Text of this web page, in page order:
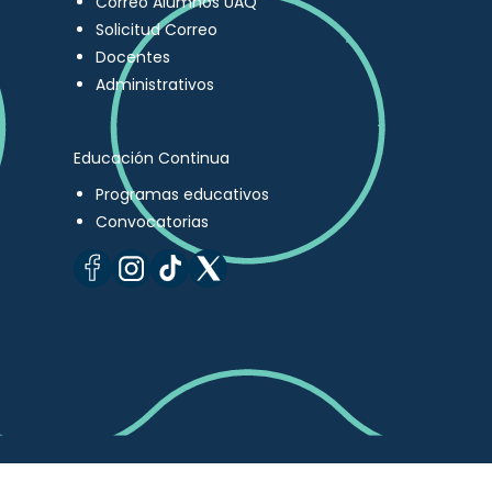
Solicitud Correo
Docentes
Administrativos
Educación Continua
Programas educativos
Convocatorias